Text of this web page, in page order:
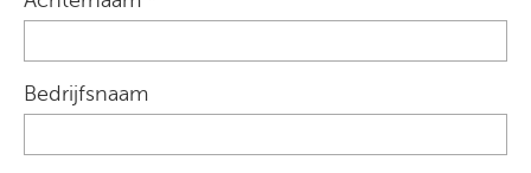
Bedrijfsnaam